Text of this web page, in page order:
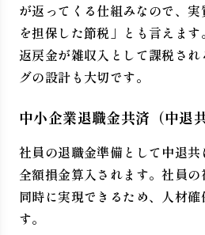
が返ってくる仕組みなので、
を担保した節税」とも言えま
返戻金が雑収入として課税さ
グの設計も大切です。
中小企業退職金共済（中退
社員の退職金準備として中退
全額損金算入されます。社員
同時に実現できるため、人材
す。